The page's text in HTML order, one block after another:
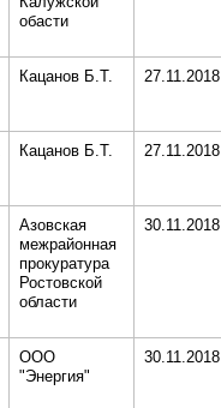
обасти
Кацанов Б.Т. 27.11.2018
Кацанов Б.Т. 27.11.2018
Азовская
межрайонная
прокуратура
Ростовской
области
30.11.2018
ООО
"Энергия"
30.11.2018